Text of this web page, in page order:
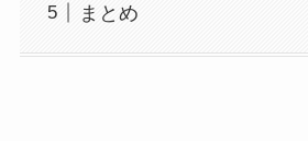
まとめ